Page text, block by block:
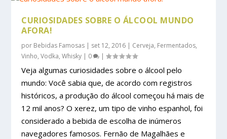
CURIOSIDADES SOBRE O ÁLCOOL MUNDO
AFORA!
por Bebidas Famosas | set 12, 2016 | Cerveja, Fermentados,
Vinho,Vodka,Whisky | 0 |
Veja algumas curiosidades sobre o álcool pelo
mundo: Você sabia que, de acordo com registros
históricos, a produção do álcool começou há mais de
12 mil anos? O xerez, um tipo de vinho espanhol, foi
considerado a bebida de escolha de inúmeros
navegadores famosos. Fernão de Magalhães e